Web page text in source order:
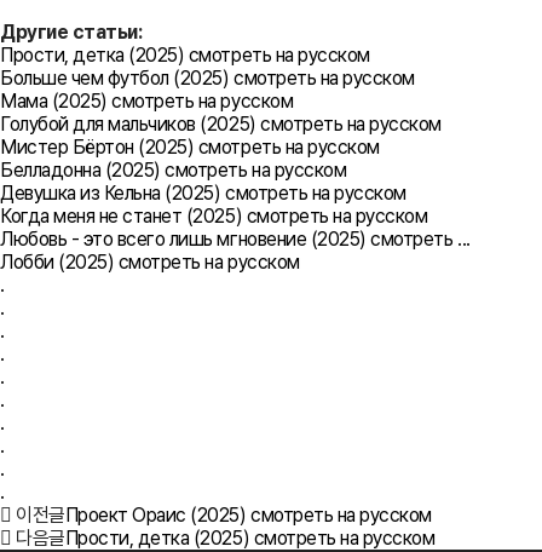
Другие статьи:
Прости, детка (2025) смотреть на русском
Больше чем футбол (2025) смотреть на русском
Мама (2025) смотреть на русском
Голубой для мальчиков (2025) смотреть на русском
Мистер Бёртон (2025) смотреть на русском
Белладонна (2025) смотреть на русском
Девушка из Кельна (2025) смотреть на русском
Когда меня не станет (2025) смотреть на русском
Любовь - это всего лишь мгновение (2025) смотреть ...
Лобби (2025) смотреть на русском
.
.
.
.
.
.
.
.
.
.
이전글Проект Ораис (2025) смотреть на русском
다음글Прости, детка (2025) смотреть на русском